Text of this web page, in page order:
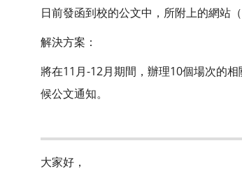
日前發函到校的公文中，所附上的網站
解決方案：
將在11月-12月期間，辦理10個場次的
候公文通知。
大家好，